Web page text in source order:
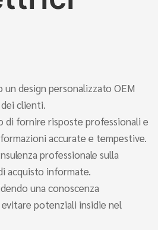
un design personalizzato OEM
clienti.
di fornire risposte professionali e
accurate e tempestive.
professionale sulla
acquisto informate.
una conoscenza
potenziali insidie ​​​​nel